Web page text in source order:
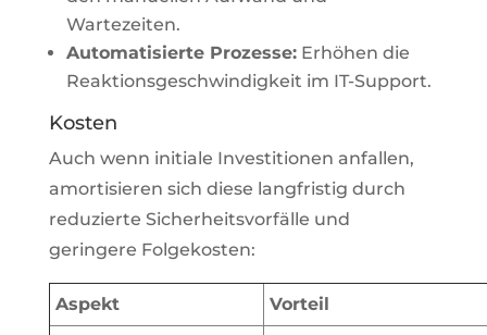
Wartezeiten.
Automatisierte Prozesse:Erhöhen die
Reaktionsgeschwindigkeit im IT-Support.
Kosten
Auch wenn initiale Investitionen anfallen,
amortisieren sich diese langfristig durch
reduzierte Sicherheitsvorfälle und
geringere Folgekosten:
Aspekt Vorteil